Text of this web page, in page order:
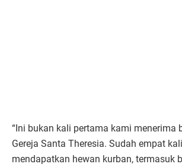
“Ini bukan kali pertama kami menerima
Gereja Santa Theresia. Sudah empat
mendapatkan hewan kurban, termasuk